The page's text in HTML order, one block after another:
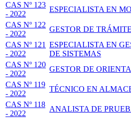
CAS Nº 123
- 2022
ESPECIALISTA EN
CAS Nº 122
- 2022
GESTOR DE
CAS Nº 121
- 2022
ESPECIALISTA EN
DE SISTEMAS
CAS Nº 120
- 2022
GESTOR DE
CAS Nº 119
- 2022
TÉCNICO EN
CAS Nº 118
- 2022
ANALISTA DE